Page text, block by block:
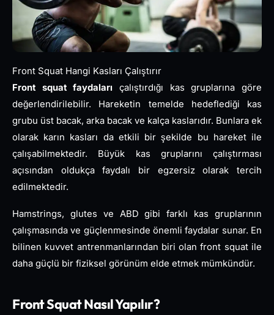
Front Squat Hangi Kasları Çalıştırır
Front squat faydaları çalıştırdığı kas gruplarına göre
değerlendirilebilir. Hareketin temelde hedeflediği kas
grubu üst bacak, arka bacak ve kalça kaslarıdır. Bunlara ek
olarak karın kasları da etkili bir şekilde bu hareket ile
çalışabilmektedir. Büyük kas gruplarını çalıştırması
açısından oldukça faydalı bir egzersiz olarak tercih
edilmektedir.
Hamstrings, glutes ve ABD gibi farklı kas gruplarının
çalışmasında ve güçlenmesinde önemli faydalar sunar. En
bilinen kuvvet antrenmanlarından biri olan front squat ile
daha güçlü bir fiziksel görünüm elde etmek mümkündür.
Front Squat Nasıl Yapılır?